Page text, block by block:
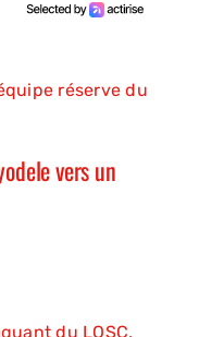
vers un